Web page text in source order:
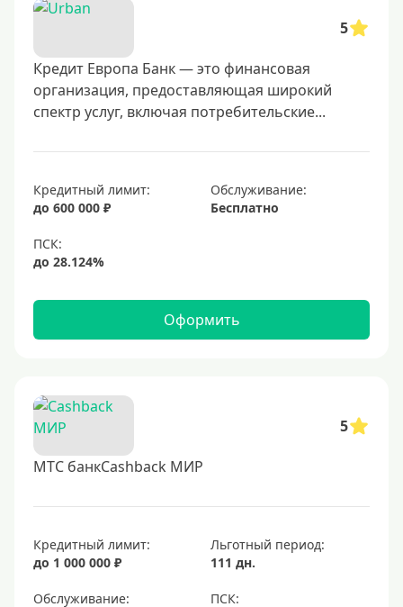
Visa
UnionPay
Мир
Platinum
Золотые
Черные
Виртуальные
С бонусами
С кэшбэком на АЗС
С милями
Цель
Для игр
Для покупок
Для путешествий
5
Кредит Европа Банк — это финансовая
организация, предоставляющая широкий
спектр услуг, включая потребительские...
Кредитный лимит:
до 600 000 ₽
Обслуживание:
Бесплатно
Оформить
5
МТС банкCashback МИР
Кредитный лимит:
до 1 000 000 ₽
Льготный период:
111 дн.
Обслуживание: